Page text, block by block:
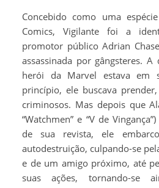
Concebido como uma
Comics, Vigilante foi a
promotor público Adrian
assassinada por gângsteres.
herói da Marvel estava em
princípio, ele buscava
criminosos. Mas depois que
“Watchmen” e “V de
de sua revista, ele
autodestruição, culpando-se
e de um amigo próximo, até
suas ações, tornando-se